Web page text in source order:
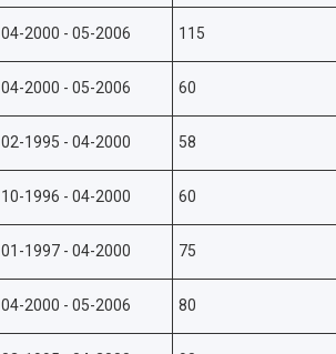
04-2000 - 05-2006 115
04-2000 - 05-2006 60
02-1995 - 04-2000 58
10-1996 - 04-2000 60
01-1997 - 04-2000 75
04-2000 - 05-2006 80